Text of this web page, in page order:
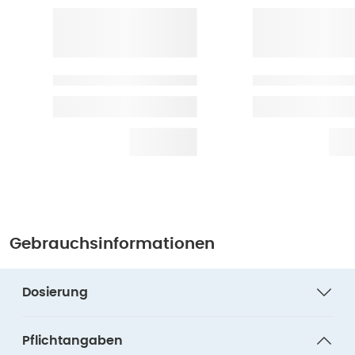
Gebrauchsinformationen
Dosierung
Pflichtangaben